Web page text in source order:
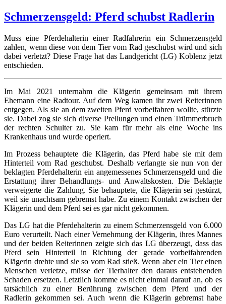
Schmerzensgeld: Pferd schubst Radlerin
Muss eine Pferdehalterin einer Radfahrerin ein Schmerzensgeld
zahlen, wenn diese von dem Tier vom Rad geschubst wird und sich
dabei verletzt? Diese Frage hat das Landgericht (LG) Koblenz jetzt
entschieden.
Im Mai 2021 unternahm die Klägerin gemeinsam mit ihrem
Ehemann eine Radtour. Auf dem Weg kamen ihr zwei Reiterinnen
entgegen. Als sie an dem zweiten Pferd vorbeifahren wollte, stürzte
sie. Dabei zog sie sich diverse Prellungen und einen Trümmerbruch
der rechten Schulter zu. Sie kam für mehr als eine Woche ins
Krankenhaus und wurde operiert.
Im Prozess behauptete die Klägerin, das Pferd habe sie mit dem
Hinterteil vom Rad geschubst. Deshalb verlangte sie nun von der
beklagten Pferdehalterin ein angemessenes Schmerzensgeld und die
Erstattung ihrer Behandlungs- und Anwaltskosten. Die Beklagte
verweigerte die Zahlung. Sie behauptete, die Klägerin sei gestürzt,
weil sie unachtsam gebremst habe. Zu einem Kontakt zwischen der
Klägerin und dem Pferd sei es gar nicht gekommen.
Das LG hat die Pferdehalterin zu einem Schmerzensgeld von 6.000
Euro verurteilt. Nach einer Vernehmung der Klägerin, ihres Mannes
und der beiden Reiterinnen zeigte sich das LG überzeugt, dass das
Pferd sein Hinterteil in Richtung der gerade vorbeifahrenden
Klägerin drehte und sie so vom Rad stieß. Wenn aber ein Tier einen
Menschen verletze, müsse der Tierhalter den daraus entstehenden
Schaden ersetzen. Letztlich komme es nicht einmal darauf an, ob es
tatsächlich zu einer Berührung zwischen dem Pferd und der
Radlerin gekommen sei. Auch wenn die Klägerin gebremst habe